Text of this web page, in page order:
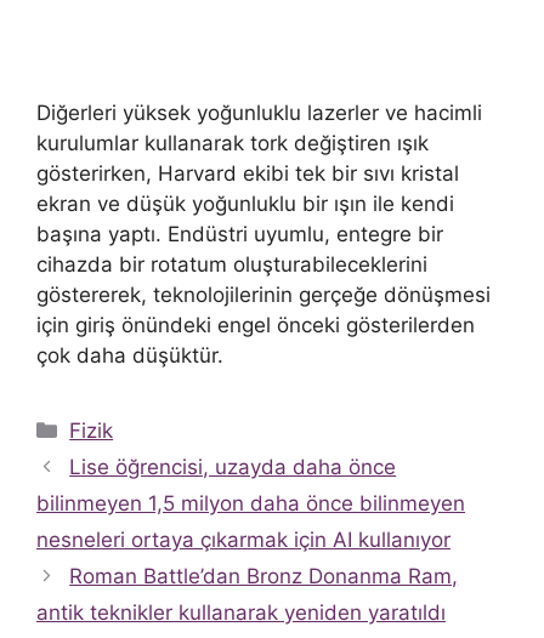
Diğerleri yüksek yoğunluklu lazerler ve hacimli
kurulumlar kullanarak tork değiştiren ışık
gösterirken, Harvard ekibi tek bir sıvı kristal
ekran ve düşük yoğunluklu bir ışın ile kendi
başına yaptı. Endüstri uyumlu, entegre bir
cihazda bir rotatum oluşturabileceklerini
göstererek, teknolojilerinin gerçeğe dönüşmesi
için giriş önündeki engel önceki gösterilerden
çok daha düşüktür.
Kategoriler
Fizik
Lise öğrencisi, uzayda daha önce
bilinmeyen 1,5 milyon daha önce bilinmeyen
nesneleri ortaya çıkarmak için AI kullanıyor
Roman Battle’dan Bronz Donanma Ram,
antik teknikler kullanarak yeniden yaratıldı